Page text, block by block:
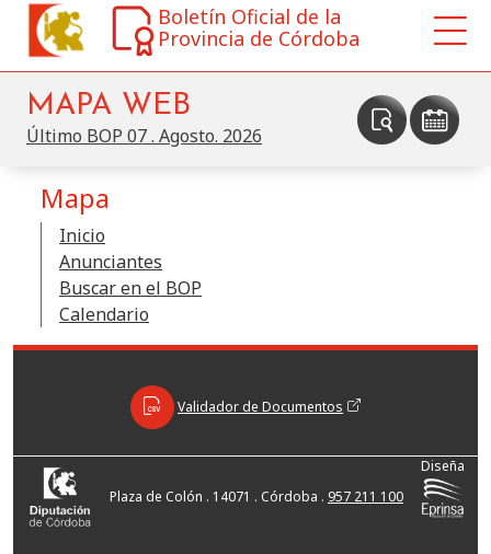
Boletín Oficial de la
Provincia de Córdoba
MAPA WEB
Último BOP 07 . Agosto. 2026
Mapa
Inicio
Anunciantes
Buscar en el BOP
Calendario
Plaza de Colón . 14071 . Córdoba . 957 211 100
Diseña
Validador de Documentos